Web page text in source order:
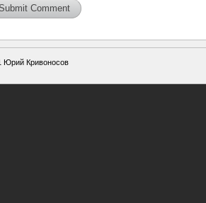
Юрий Кривоносов